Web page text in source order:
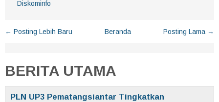
Diskominfo
← Posting Lebih Baru Posting Lama →
Beranda
BERITA UTAMA
PLN UP3 Pematangsiantar Tingkatkan